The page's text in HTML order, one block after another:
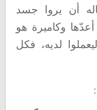
أن يروا جسد
وكاميرة هو
لديه، فكل
: